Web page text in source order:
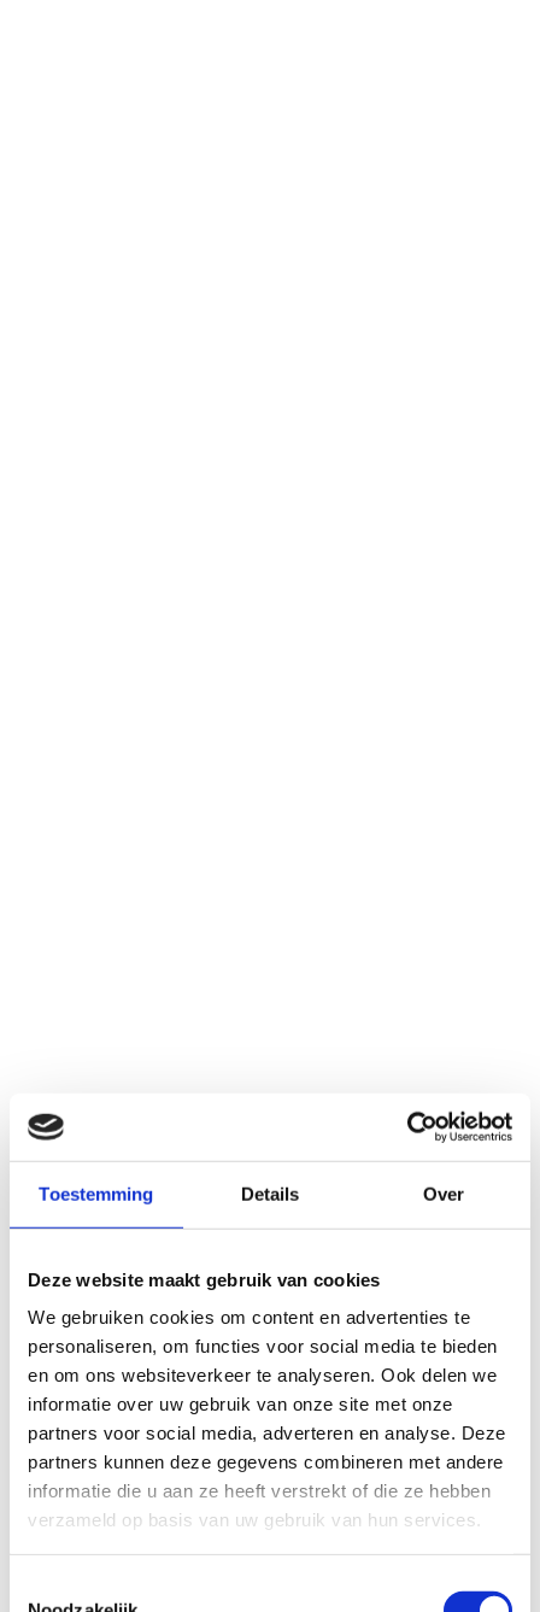
Toestemming Details Over
Deze website maakt gebruik van cookies
We gebruiken cookies om content en advertenties te
personaliseren, om functies voor social media te bieden
en om ons websiteverkeer te analyseren. Ook delen we
informatie over uw gebruik van onze site met onze
partners voor social media, adverteren en analyse. Deze
partners kunnen deze gegevens combineren met andere
informatie die u aan ze heeft verstrekt of die ze hebben
verzameld op basis van uw gebruik van hun services.